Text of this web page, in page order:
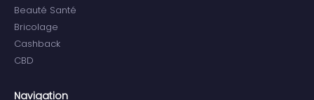
Beauté Santé
Bricolage
Cashback
CBD
Navigation